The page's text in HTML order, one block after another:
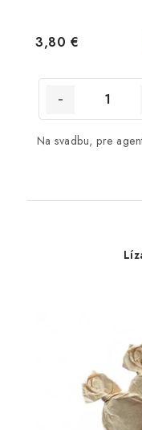
3,80 €
Na svadbu, pre